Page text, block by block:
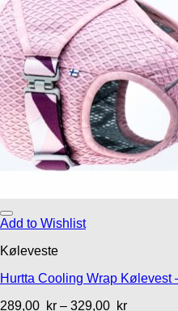
Add to Wishlist
Køleveste
Hurtta Cooling Wrap Kølevest
289,00 kr – 329,00 kr